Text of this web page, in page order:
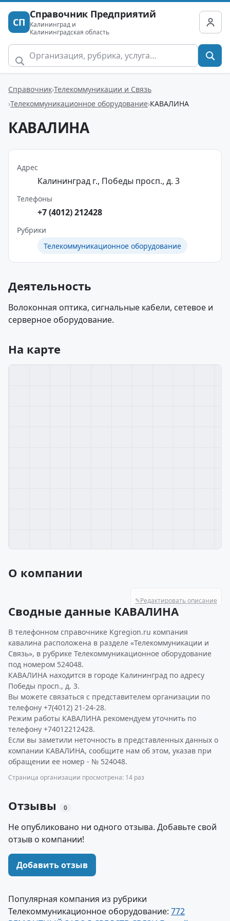
СП
Справочник Предприятий
Калининград и
Калининградская область
Справочник Телекоммуникации и Связь
Телекоммуникационное оборудование КАВАЛИНА
КАВАЛИНА
Адрес
Калининград г., Победы просп., д. 3
Телефоны
+7 (4012) 212428
Рубрики
Телекоммуникационное оборудование
Деятельность
Волоконная оптика, сигнальные кабели, сетевое и
серверное оборудование.
На карте
О компании
✎Редактировать описание
Сводные данные КАВАЛИНА
В телефонном справочнике Kgregion.ru компания
кавалина расположена в разделе «Телекоммуникации и
Связь», в рубрике Телекоммуникационное оборудование
под номером 524048.
КАВАЛИНА находится в городе Калининград по адресу
Победы просп., д. 3.
Вы можете связаться с представителем организации по
телефону +7(4012) 21-24-28.
Режим работы КАВАЛИНА рекомендуем уточнить по
телефону +74012212428.
Если вы заметили неточность в представленных данных о
компании КАВАЛИНА, сообщите нам об этом, указав при
обращении ее номер - № 524048.
Страница организации просмотрена: 14 раз
Отзывы 0
Не опубликовано ни одного отзыва. Добавьте свой
отзыв о компании!
Добавить отзыв
Популярная компания из рубрики
Телекоммуникационное оборудование: 772